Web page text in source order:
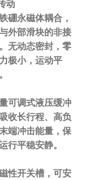
动
硼永磁体耦合，
外部滑块的非接
无动态密封，零
极小，运动平
可调式液压缓冲
收长行程、高负
端冲击能量，保
行平稳安静。
性开关槽，可安